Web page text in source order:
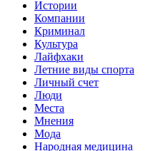
Истории
Компании
Криминал
Культура
Лайфхаки
Летние виды спорта
Личный счет
Люди
Места
Мнения
Мода
Народная медицина